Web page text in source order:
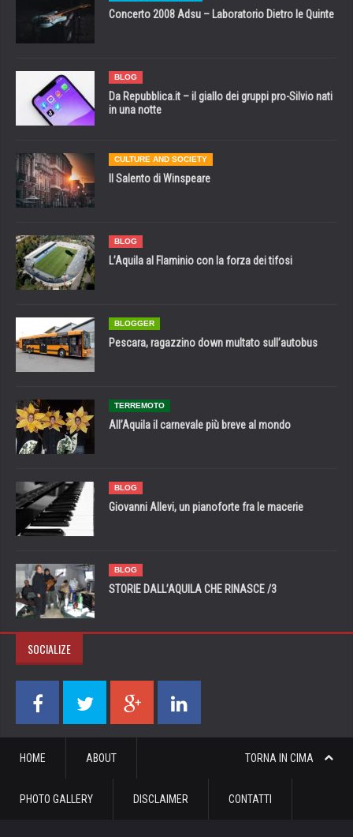
Concerto 2008 Adsu – Laboratorio Dietro le Quinte
BLOG
Da Repubblica.it – il giallo dei gruppi pro-Silvio nati
in una notte
CULTURE AND SOCIETY
Il Salento di Winspeare
BLOG
L’Aquila al Flaminio con la forza dei tifosi
BLOGGER
Pescara, ragazzino down multato sull’autobus
TERREMOTO
All’Aquila il carnevale più breve al mondo
BLOG
Giovanni Allevi, un pianoforte fra le macerie
BLOG
STORIE DALL’AQUILA CHE RINASCE /3
SOCIALIZE
TORNA IN CIMA
HOME ABOUT
PHOTO GALLERY DISCLAIMER CONTATTI